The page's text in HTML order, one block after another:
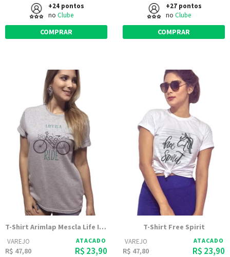
+24 pontos
no Clube
COMPRAR
+27 pontos
no Clube
COMPRAR
T-Shirt Arimlap Mescla Life Is Beautiful
VAREJO
R$ 47,80
ATACADO
R$ 23,90
T-Shirt Free Spirit
VAREJO
R$ 47,80
ATACADO
R$ 23,90